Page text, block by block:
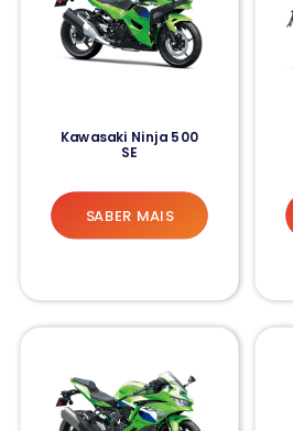
Kawasaki Ninja 500
SE
SABER MAIS